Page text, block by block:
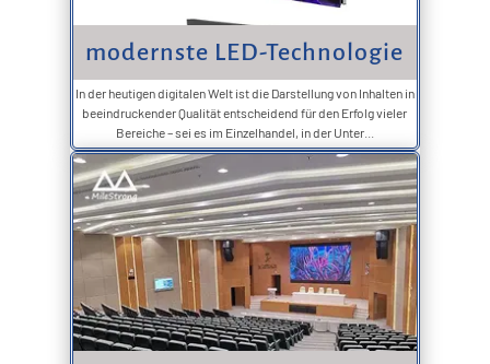
modernste LED-Technologie
In der heutigen digitalen Welt ist die Darstellung von Inhalten in
beeindruckender Qualität entscheidend für den Erfolg vieler
Bereiche – sei es im Einzelhandel, in der Unter...